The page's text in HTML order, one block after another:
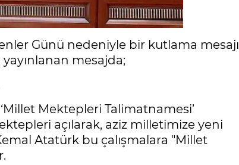
Günü nedeniyle bir kutlama mesajı
yayınlanan mesajda;
Mektepleri Talimatnamesi’
açılarak, aziz milletimize yeni
Atatürk bu çalışmalara "Millet